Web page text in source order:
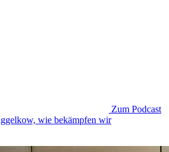
Zum Podcast
wie bekämpfen wir